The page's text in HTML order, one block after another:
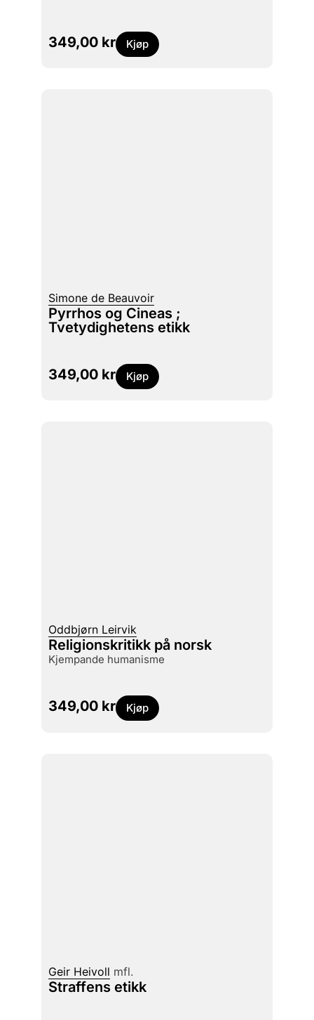
349,00 kr Kjøp
Simone de Beauvoir
Pyrrhos og Cineas ;
Tvetydighetens etikk
349,00 kr Kjøp
Oddbjørn Leirvik
Religionskritikk på norsk
kjempande humanisme
349,00 kr Kjøp
Geir Heivoll mfl.
Straffens etikk